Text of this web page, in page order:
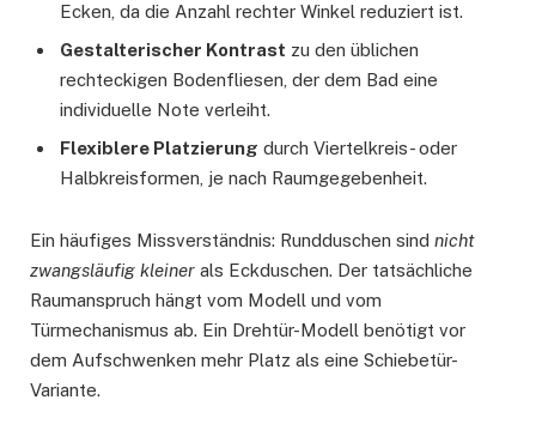
Ecken, da die Anzahl rechter Winkel reduziert ist.
Gestalterischer Kontrast zu den üblichen
rechteckigen Bodenfliesen, der dem Bad eine
individuelle Note verleiht.
Flexiblere Platzierung durch Viertelkreis- oder
Halbkreisformen, je nach Raumgegebenheit.
Ein häufiges Missverständnis: Rundduschen sind nicht
zwangsläufig kleiner als Eckduschen. Der tatsächliche
Raumanspruch hängt vom Modell und vom
Türmechanismus ab. Ein Drehtür-Modell benötigt vor
dem Aufschwenken mehr Platz als eine Schiebetür-
Variante.